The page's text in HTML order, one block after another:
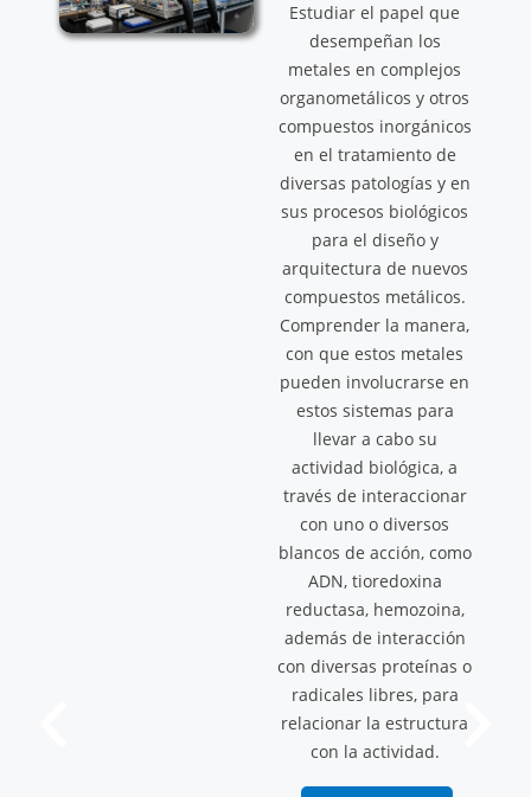
Estudiar el papel que
desempeñan los
metales en complejos
organometálicos y otros
compuestos inorgánicos
en el tratamiento de
diversas patologías y en
sus procesos biológicos
para el diseño y
arquitectura de nuevos
compuestos metálicos.
Comprender la manera,
con que estos metales
pueden involucrarse en
estos sistemas para
llevar a cabo su
actividad biológica, a
través de interaccionar
con uno o diversos
blancos de acción, como
ADN, tioredoxina
reductasa, hemozoina,
además de interacción
con diversas proteínas o
radicales libres, para
relacionar la estructura
con la actividad.